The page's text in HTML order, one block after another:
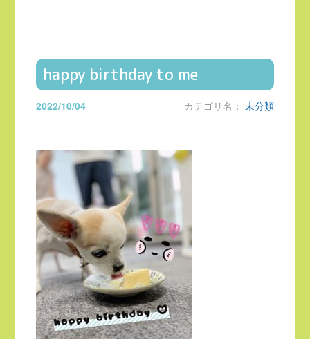
happy birthday to me
2022/10/04 カテゴリ名： 未分類